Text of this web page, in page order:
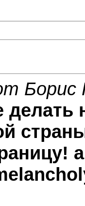
Борис
делать